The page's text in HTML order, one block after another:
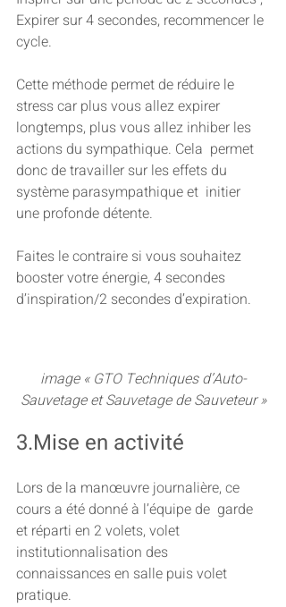
Expirer sur 4 secondes, recommencer le
cycle.
Cette méthode permet de réduire le
stress car plus vous allez expirer
longtemps, plus vous allez inhiber les
actions du sympathique. Cela  permet
donc de travailler sur les effets du
système parasympathique et  initier
une profonde détente.
Faites le contraire si vous souhaitez
booster votre énergie, 4 secondes
d’inspiration/2 secondes d’expiration.
image « GTO Techniques d’Auto-
Sauvetage et Sauvetage de Sauveteur »
3.Mise en activité
Lors de la manœuvre journalière, ce
cours a été donné à l’équipe de  garde
et réparti en 2 volets, volet
institutionnalisation des
connaissances en salle puis volet
pratique.